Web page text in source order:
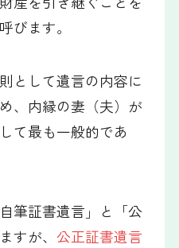
びます。
として遺言の内容に
、内縁の妻（夫）が
て最も一般的であ
筆証書遺言」と「公
すが、公正証書遺言